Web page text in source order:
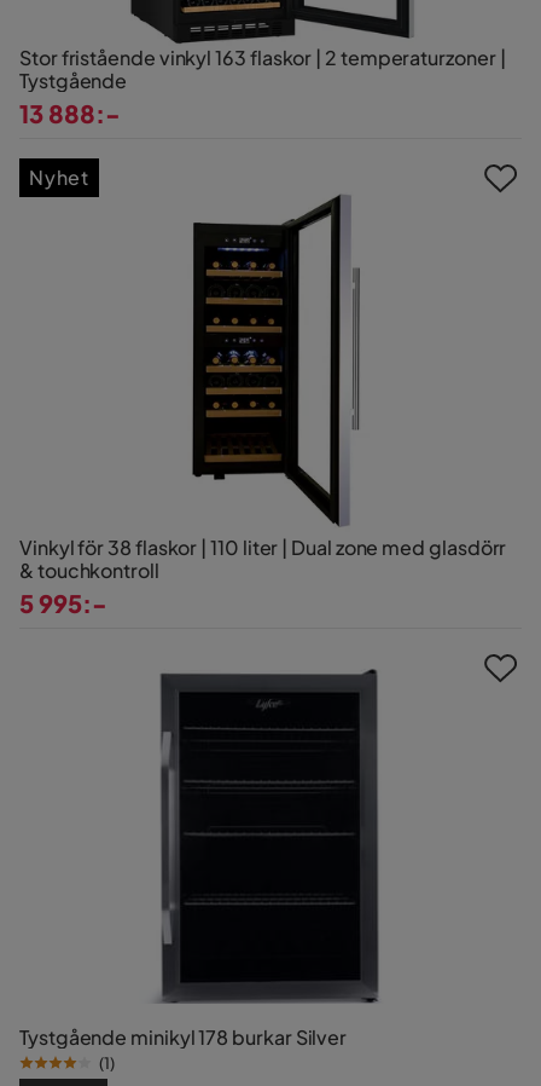
Stor fristående vinkyl 163 flaskor | 2 temperaturzoner |
Tystgående
13 888:-
Vinkyl för 38 flaskor | 110 liter | Dual zone med glasdörr
& touchkontroll
5 995:-
Nyhet
Tystgående minikyl 178 burkar Silver
(1)